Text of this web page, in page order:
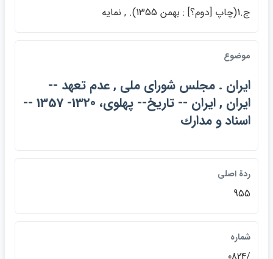
ج.1(چاپ [دوم؟] : بهمن 1355). , نمايه
موضوع
ايران . مجلس شوراي ملي , عدم تعهد --
ايران , ايران -- تاريخ-- پهلوي، 1320- 1357 --
اسناد و مدارك
ردة اصلي
955
شماره